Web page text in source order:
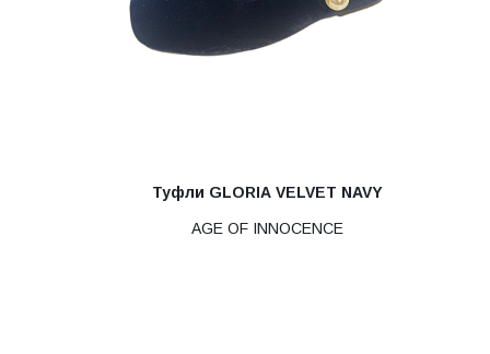
Туфли GLORIA VELVET NAVY
AGE OF INNOCENCE